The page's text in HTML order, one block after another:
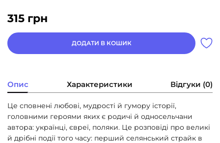
315 грн
ДОДАТИ В КОШИК
Опис Характеристики Відгуки (0)
Це сповнені любові, мудрості й гумору історії,
головними героями яких є родичі й односельчани
автора: українці, євреї, поляки. Це розповіді про великі
й дрібні події того часу: перший селянський страйк в